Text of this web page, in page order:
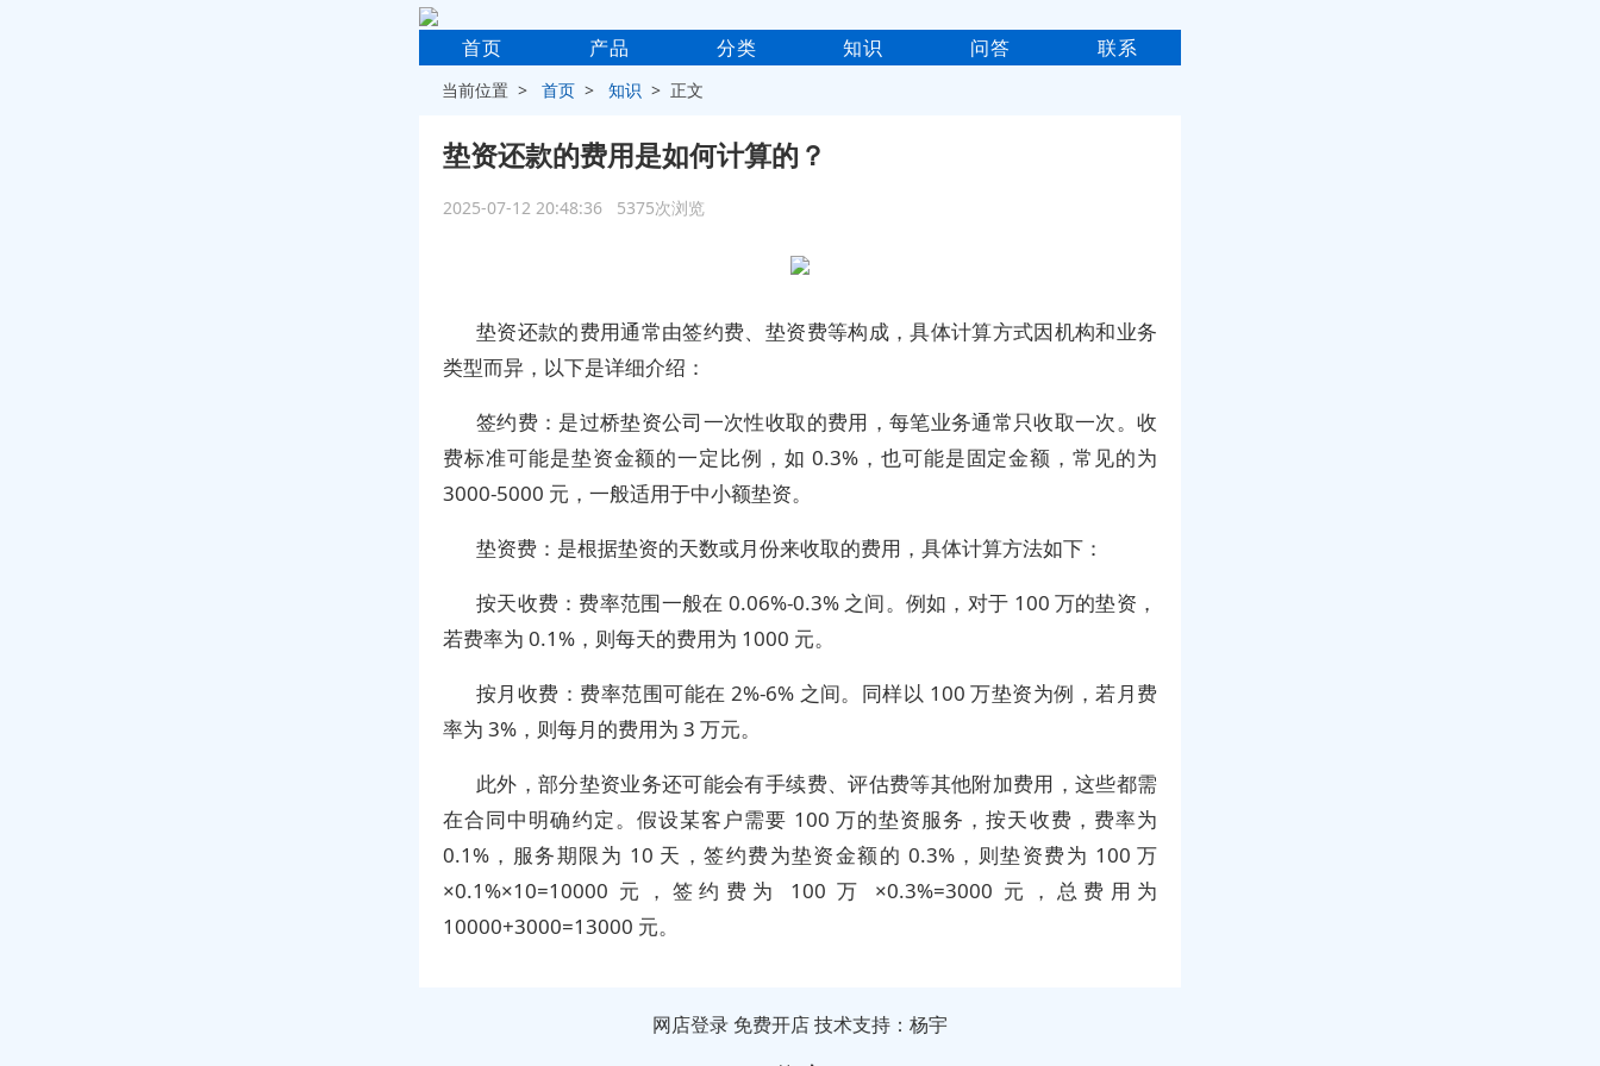
首页 产品 分类 知识 问答 联系
当前位置 >首页 >知识 > 正文
垫资还款的费用是如何计算的？
2025-07-12 20:48:36 5375次浏览
垫资还款的费用通常由签约费、垫资费等构成，具体计算方式因机构和业务
类型而异，以下是详细介绍：
签约费：是过桥垫资公司一次性收取的费用，每笔业务通常只收取一次。收
费标准可能是垫资金额的一定比例，如 0.3%，也可能是固定金额，常见的为
3000-5000 元，一般适用于中小额垫资。
垫资费：是根据垫资的天数或月份来收取的费用，具体计算方法如下：
按天收费：费率范围一般在 0.06%-0.3% 之间。例如，对于 100 万的垫资，
若费率为 0.1%，则每天的费用为 1000 元。
按月收费：费率范围可能在 2%-6% 之间。同样以 100 万垫资为例，若月费
率为 3%，则每月的费用为 3 万元。
此外，部分垫资业务还可能会有手续费、评估费等其他附加费用，这些都需
在合同中明确约定。假设某客户需要 100 万的垫资服务，按天收费，费率为
0.1%，服务期限为 10 天，签约费为垫资金额的 0.3%，则垫资费为 100 万
×0.1%×10=10000 元，签约费为 100 万 ×0.3%=3000 元，总费用为
10000+3000=13000 元。
网店登录 免费开店技术支持：杨宇